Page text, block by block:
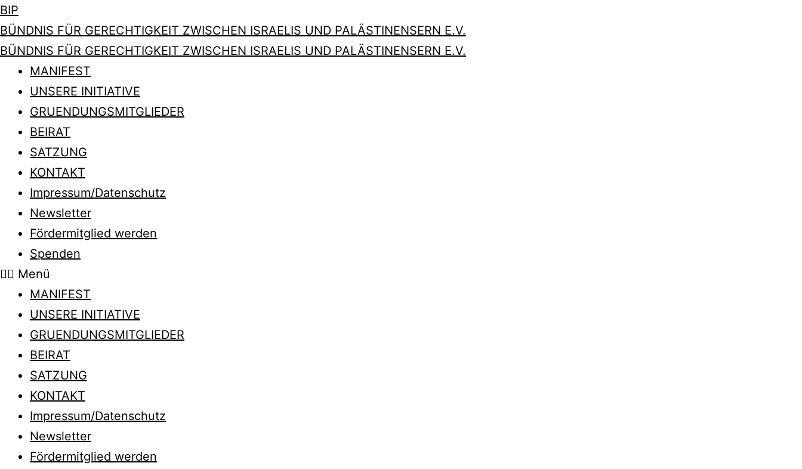
BIP
BÜNDNIS FÜR GERECHTIGKEIT ZWISCHEN ISRAELIS UND PALÄSTINENSERN E.V.
BÜNDNIS FÜR GERECHTIGKEIT ZWISCHEN ISRAELIS UND PALÄSTINENSERN E.V.
MANIFEST
UNSERE INITIATIVE
GRUENDUNGSMITGLIEDER
BEIRAT
SATZUNG
KONTAKT
Impressum/Datenschutz
Newsletter
Fördermitglied werden
Spenden
Menü
MANIFEST
UNSERE INITIATIVE
GRUENDUNGSMITGLIEDER
BEIRAT
SATZUNG
KONTAKT
Impressum/Datenschutz
Newsletter
Fördermitglied werden